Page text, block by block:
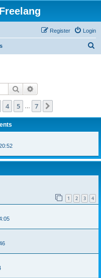
Login
Register
Search
4 5 7
1 2 3 4